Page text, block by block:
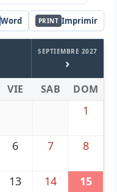
Word PRINT Imprimir
SEPTIEMBRE 2027
›
VIE SAB DOM
1
6 7 8
13 14 15